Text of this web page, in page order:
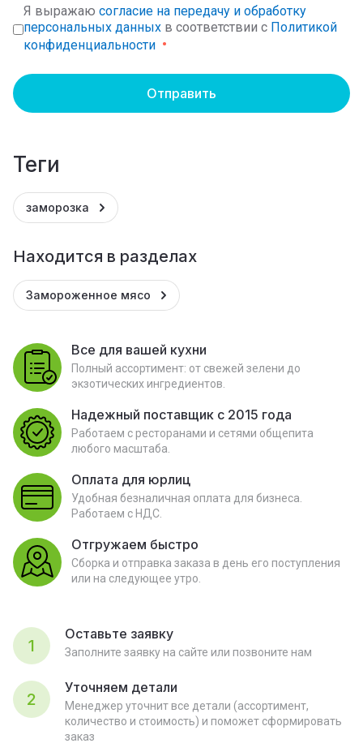
Я выражаю согласие на передачу и обработку
персональных данных в соответствии с Политикой
конфиденциальности
Отправить
теги
заморозка
Находится в разделах
Замороженное мясо
Все для вашей кухни
Полный ассортимент: от свежей зелени до
экзотических ингредиентов.
Надежный поставщик с 2015 года
Работаем с ресторанами и сетями общепита
любого масштаба.
Оплата для юрлиц
Удобная безналичная оплата для бизнеса.
Работаем с НДС.
Отгружаем быстро
Сборка и отправка заказа в день его поступления
или на следующее утро.
1
Оставьте заявку
Заполните заявку на сайте или позвоните нам
2
Уточняем детали
Менеджер уточнит все детали (ассортимент,
количество и стоимость) и поможет сформировать
заказ